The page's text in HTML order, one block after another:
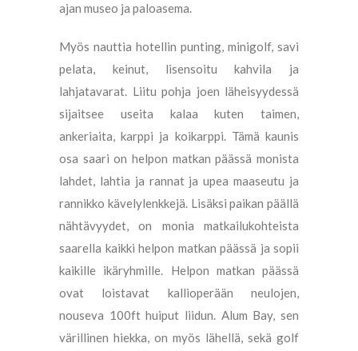
ajan museo ja paloasema.
Myös nauttia hotellin punting, minigolf, savi
pelata, keinut, lisensoitu kahvila ja
lahjatavarat. Liitu pohja joen läheisyydessä
sijaitsee useita kalaa kuten taimen,
ankeriaita, karppi ja koikarppi. Tämä kaunis
osa saari on helpon matkan päässä monista
lahdet, lahtia ja rannat ja upea maaseutu ja
rannikko kävelylenkkejä. Lisäksi paikan päällä
nähtävyydet, on monia matkailukohteista
saarella kaikki helpon matkan päässä ja sopii
kaikille ikäryhmille. Helpon matkan päässä
ovat loistavat kallioperään neulojen,
nouseva 100ft huiput liidun. Alum Bay, sen
värillinen hiekka, on myös lähellä, sekä golf